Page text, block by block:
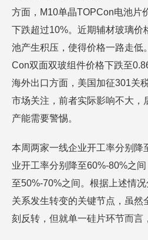
方面，M10单晶TOPCon电池片
下跌超过10%。近期辅材玻璃价
池产生积压，使得价格一路走低
Con双面双玻组件价格下跌至
海外出口方面，美国加征301关
市场关注，前者实际影响不大，
产能需要警惕。
本周两家一线企业开工率分别降
业开工率分别降至60%-80%之
至50%-70%之间。根据上述情
关系发生转变的关键节点，虽然
刻反转，但就单一硅片环节而言